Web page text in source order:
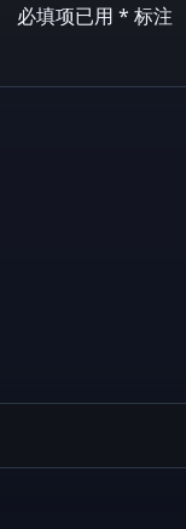
必填项已用 * 标注